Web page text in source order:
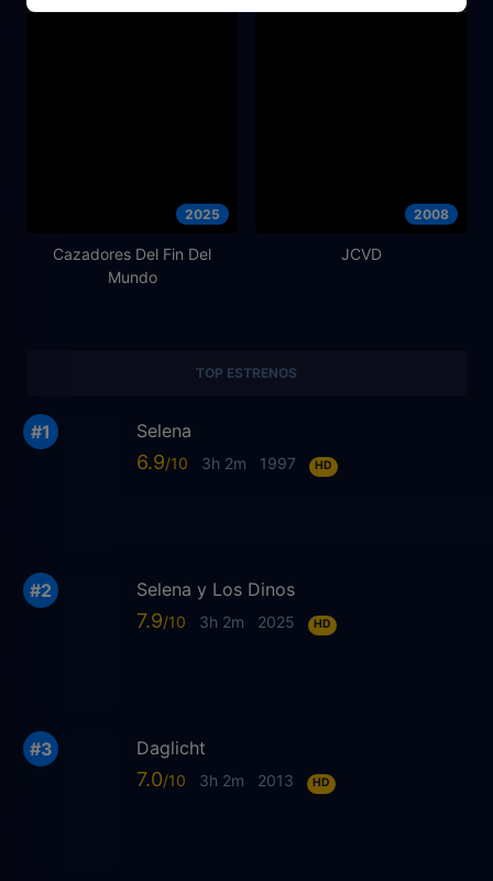
2025
Cazadores Del Fin Del
Mundo
2008
JCVD
TOP ESTRENOS
Selena
6.9 3h 2m 1997 HD
Selena y Los Dinos
7.9 3h 2m 2025 HD
Daglicht
7.0 3h 2m 2013 HD